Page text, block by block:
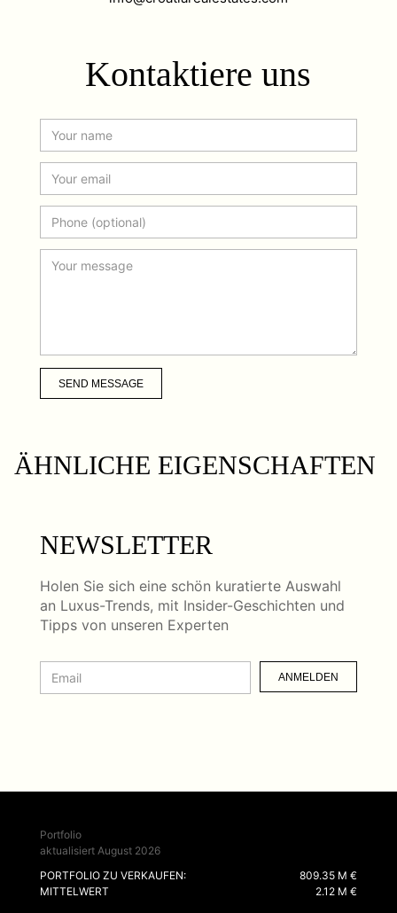
Kontaktiere uns
SEND MESSAGE
ÄHNLICHE EIGENSCHAFTEN
NEWSLETTER
Holen Sie sich eine schön kuratierte Auswahl
an Luxus-Trends, mit Insider-Geschichten und
Tipps von unseren Experten
ANMELDEN
Portfolio
aktualisiert August 2026
PORTFOLIO ZU VERKAUFEN:
809.35 M €
MITTELWERT
2.12 M €